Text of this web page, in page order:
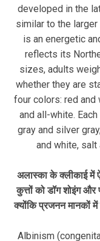
developed in the
similar to the
is an energetic
reflects its
sizes, adults
whether they are
four colors: red and
and all-white.
gray and silver
and white, salt
अलास्का के क्लीकाई में
कुत्तों को डॉग शोइंग और
क्योंकि प्रजनन मानकों में
Albinism